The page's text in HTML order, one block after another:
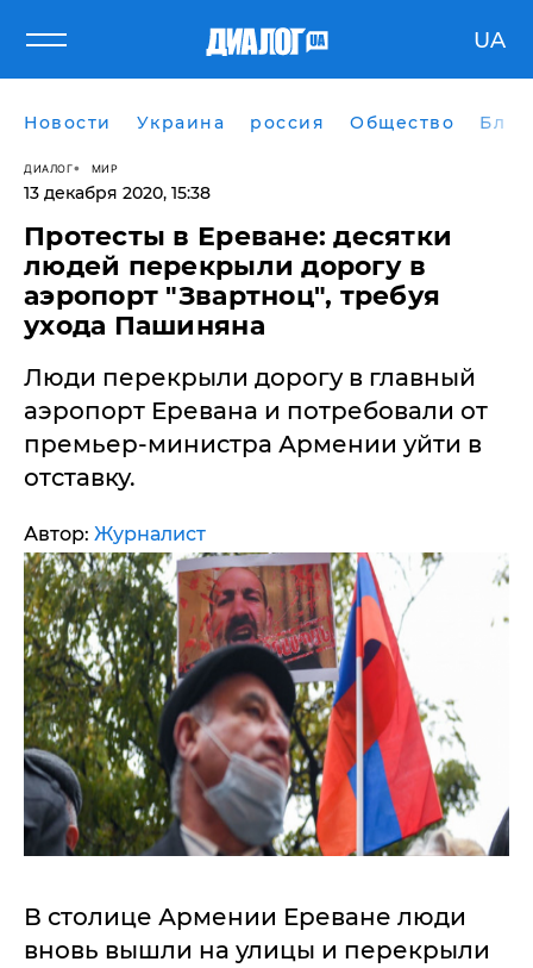
UA
Новости Украина россия Общество
ДИАЛОГ МИР
13 декабря 2020, 15:38
Протесты в Ереване: десятки
людей перекрыли дорогу в
аэропорт "Звартноц", требуя
ухода Пашиняна
Люди перекрыли дорогу в главный
аэропорт Еревана и потребовали от
премьер-министра Армении уйти в
отставку.
Автор: Журналист
В столице Армении Ереване люди
вновь вышли на улицы и перекрыли